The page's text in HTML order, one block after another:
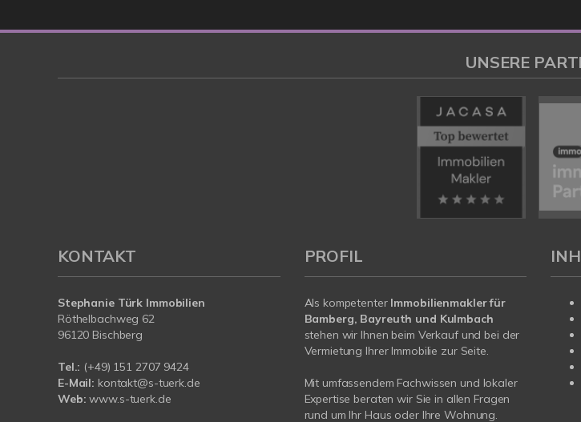
UNSERE
KONTAKT
Stephanie Türk Immobilien
Röthelbachweg 62
96120 Bischberg
Tel.: (+49) 151 2707 9424
E-Mail: kontakt@s-tuerk.de
Web: www.s-tuerk.de
PROFIL
Als kompetenter Immobilienmakler für
Bamberg, Bayreuth und Kulmbach
stehen wir Ihnen beim Verkauf und bei der
Vermietung Ihrer Immobilie zur Seite.
Mit umfassendem Fachwissen und lokaler
Expertise beraten wir Sie in allen Fragen
rund um Ihr Haus oder Ihre Wohnung.